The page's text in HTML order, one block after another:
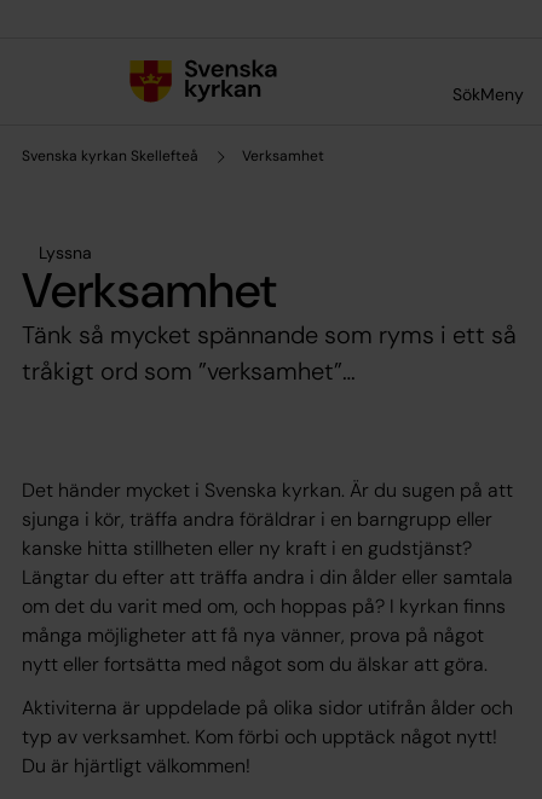
SökMeny
Svenska kyrkan Skellefteå Verksamhet
Lyssna
Verksamhet
Tänk så mycket spännande som ryms i ett så
tråkigt ord som ”verksamhet”…
Det händer mycket i Svenska kyrkan. Är du sugen på att
sjunga i kör, träffa andra föräldrar i en barngrupp eller
kanske hitta stillheten eller ny kraft i en gudstjänst?
Längtar du efter att träffa andra i din ålder eller samtala
om det du varit med om, och hoppas på? I kyrkan finns
många möjligheter att få nya vänner, prova på något
nytt eller fortsätta med något som du älskar att göra.
Aktiviterna är uppdelade på olika sidor utifrån ålder och
typ av verksamhet. Kom förbi och upptäck något nytt!
Du är hjärtligt välkommen!